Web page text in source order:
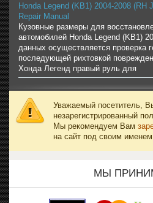
Honda Legend (KB1) 2004-2008 (RH
Repair Manual
Кузовные размеры для
автомобилей Honda Legend (KB1)
данных осуществляется проверка
последующей рихтовкой
Хонда Легенд правый руль для
Уважаемый посетитель,
незарегистрированный
Мы рекомендуем Вам
на сайт под своим именем.
МЫ